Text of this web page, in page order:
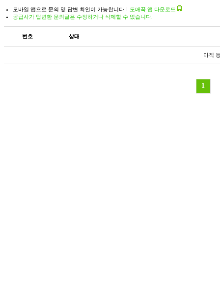
모바일 앱으로 문의 및 답변 확인이 가능합니다
도매꾹 앱 다운로드
공급사가 답변한 문의글은 수정하거나 삭제할 수 없습니다.
번호 상태
아직
1